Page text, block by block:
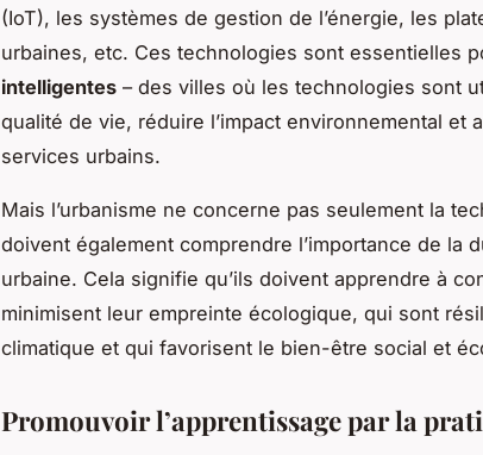
(IoT), les systèmes de gestion de l’énergie, les
urbaines, etc. Ces technologies sont essentielles
intelligentes – des villes où les technologies sont
qualité de vie, réduire l’impact environnemental et
services urbains.
Mais l’urbanisme ne concerne pas seulement la
doivent également comprendre l’importance de la
urbaine. Cela signifie qu’ils doivent apprendre à
minimisent leur empreinte écologique, qui sont
climatique et qui favorisent le bien-être social et
Promouvoir l’apprentissage par la